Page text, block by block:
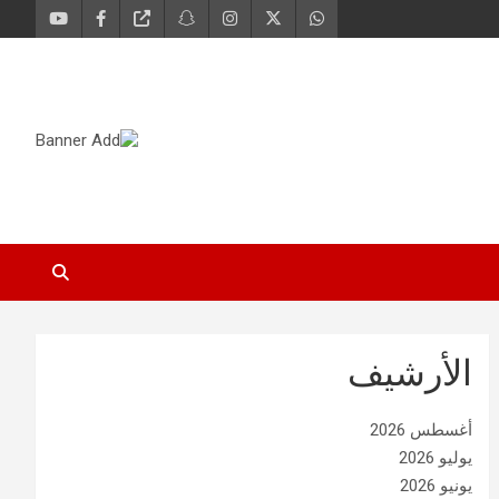
الأرشيف
أغسطس 2026
يوليو 2026
يونيو 2026